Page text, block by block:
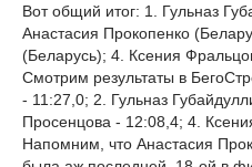
Вот общий итог: 1. Гульназ
Анастасия Прокопенко
(Беларусь); 4. Ксения
Смотрим результаты в
- 11:27,0; 2. Гульназ
Просенцова - 12:08,4; 4.
Напомним, что Анастасия